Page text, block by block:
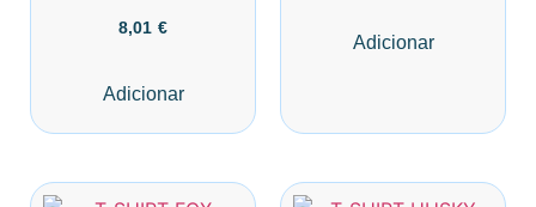
8,01 €
Adicionar
Adicionar